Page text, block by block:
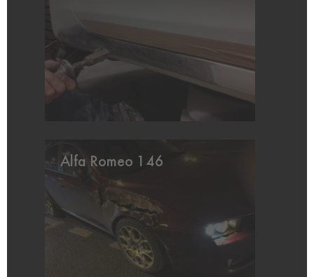
Alfa Romeo 146